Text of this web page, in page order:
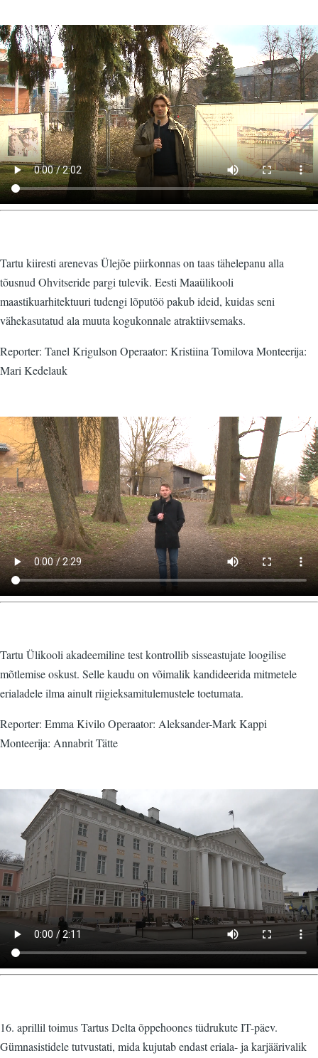
Video
fail
Tartu kiiresti arenevas Ülejõe piirkonnas on taas tähelepanu alla
tõusnud Ohvitseride pargi tulevik. Eesti Maaülikooli
maastikuarhitektuuri tudengi lõputöö pakub ideid, kuidas seni
vähekasutatud ala muuta kogukonnale atraktiivsemaks.
Reporter: Tanel Krigulson Operaator: Kristiina Tomilova Monteerija:
Mari Kedelauk
Video
fail
Tartu Ülikooli akadeemiline test kontrollib sisseastujate loogilise
mõtlemise oskust. Selle kaudu on võimalik kandideerida mitmetele
erialadele ilma ainult riigieksamitulemustele toetumata.
Reporter: Emma Kivilo Operaator: Aleksander-Mark Kappi
Monteerija: Annabrit Tätte
16. aprillil toimus Tartus Delta õppehoones tüdrukute IT-päev.
Gümnasistidele tutvustati, mida kujutab endast eriala- ja karjäärivalik